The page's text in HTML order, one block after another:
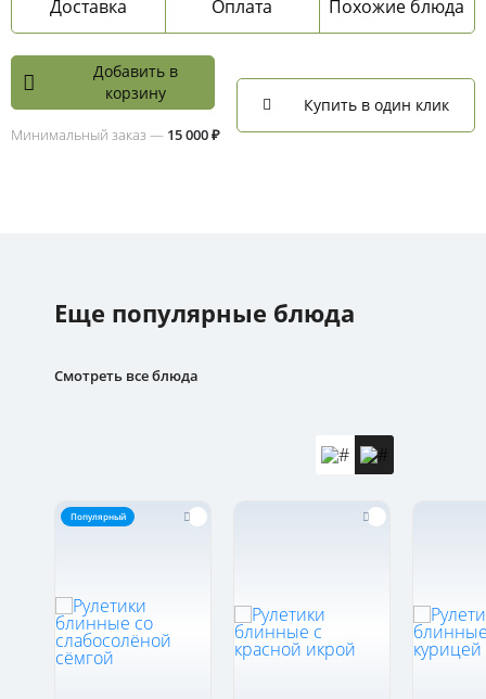
Доставка Оплата Похожие блюда
Добавить в
корзину
Минимальный заказ — 15 000 ₽
Купить в один клик
Еще популярные блюда
Смотреть все блюда
Популярный